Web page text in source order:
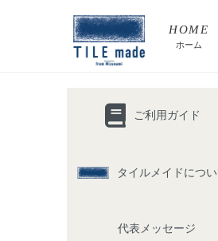
HOME
ホーム
ご利用ガイド
タイルメイドにつ
代表メッセージ